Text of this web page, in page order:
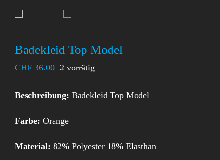
Badekleid Top Model
CHF36.00 2 vorrätig
Beschreibung: Badekleid Top Model
Farbe: Orange
Material: 82% Polyester 18% Elasthan